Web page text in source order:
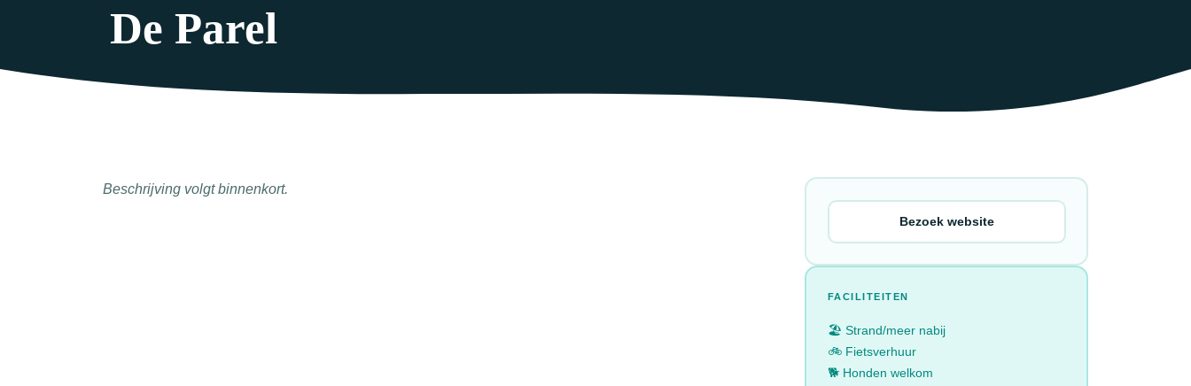
De Parel
Beschrijving volgt binnenkort.
Bezoek website
FACILITEITEN
🏖️ Strand/meer nabij
🚲 Fietsverhuur
🐕 Honden welkom